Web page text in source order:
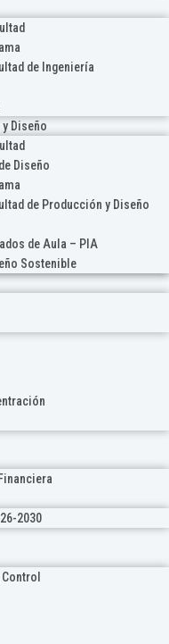
de Ingeniería
Diseño
Diseño
de Producción y Diseño
de Aula – PIA
Sostenible
2030